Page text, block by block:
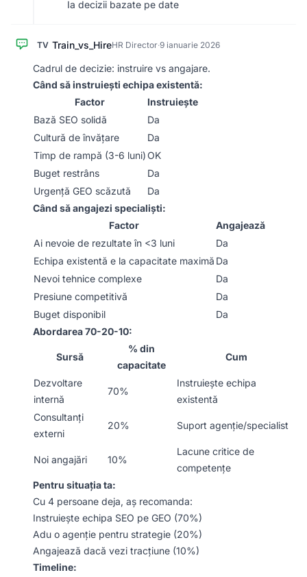
Ia decizii bazate pe date
TV Train_vs_HireHR Director·9 ianuarie 2026
Cadrul de decizie: instruire vs angajare.
Când să instruiești echipa existentă:
Factor
Instruiește
Bază SEO solidă
Da
Cultură de învățare
Da
Timp de rampă (3-6 luni)OK
Buget restrâns
Da
Urgență GEO scăzută
Da
Când să angajezi specialiști:
Factor
Angajează
Ai nevoie de rezultate în <3 luni
Da
Echipa existentă e la capacitate maximă Da
Nevoi tehnice complexe
Da
Presiune competitivă
Da
Buget disponibil
Da
Abordarea 70-20-10:
Sursă
% din
capacitate
Cum
Dezvoltare
internă
70%
Instruiește echipa
existentă
Consultanți
externi
20% Suport agenție/specialist
Noi angajări 10%
Lacune critice de
competențe
Pentru situația ta:
Cu 4 persoane deja, aș recomanda:
Instruiește echipa SEO pe GEO (70%)
Adu o agenție pentru strategie (20%)
Angajează dacă vezi tracțiune (10%)
Timeline: